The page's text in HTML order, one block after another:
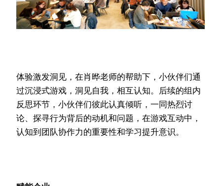
体验激发洞见，在肖晔老师的帮助下，小伙伴们通
过沉浸式游戏，洞见自我，相互认知。后续的组内
反思环节，小伙伴们彼此认真倾听，一同热烈讨
论、探寻行为背后的动机和问题，在游戏互动中，
认知到团队协作力的重要性和学习提升意识。